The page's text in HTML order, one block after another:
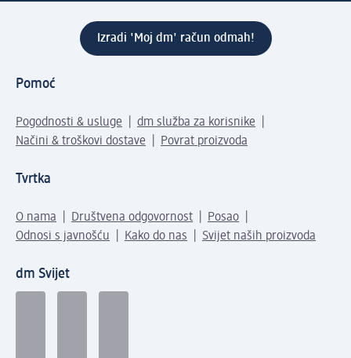
Izradi 'Moj dm' račun odmah!
Pomoć
Pogodnosti & usluge
dm služba za korisnike
Načini & troškovi dostave
Povrat proizvoda
Tvrtka
O nama Društvena odgovornost
Posao
Odnosi s javnošću
Kako do nas Svijet naših proizvoda
dm Svijet